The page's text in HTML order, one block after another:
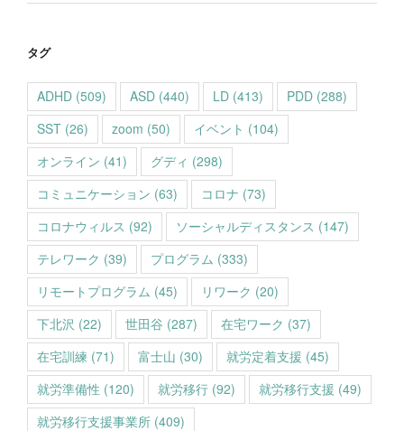
タグ
ADHD (509) ASD (440) LD (413) PDD (288)
SST (26) zoom (50) イベント (104)
オンライン (41) グディ (298)
コミュニケーション (63) コロナ (73)
コロナウィルス (92) ソーシャルディスタンス (147)
テレワーク (39) プログラム (333)
リモートプログラム (45) リワーク (20)
下北沢 (22) 世田谷 (287) 在宅ワーク (37)
在宅訓練 (71) 富士山 (30) 就労定着支援 (45)
就労準備性 (120) 就労移行 (92) 就労移行支援 (49)
就労移行支援事業所 (409)